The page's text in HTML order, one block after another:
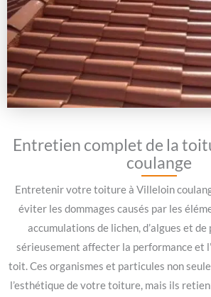
Entretien complet de la
coulange
Entretenir votre toiture à Villeloin
éviter les dommages causés par les
accumulations de lichen, d’algues et
sérieusement affecter la performance et
toit. Ces organismes et particules non
l’esthétique de votre toiture, mais ils